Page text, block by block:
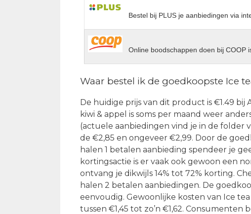
Bestel bij PLUS je aanbiedingen via
Online boodschappen doen bij COOP
Waar bestel ik de goedkoopste Ice
De huidige prijs van dit product is €1.49 bij
kiwi & appel is soms per maand weer
(actuele aanbiedingen vind je in de folder
de €2,85 en ongeveer €2,99. Door de
halen 1 betalen aanbieding spendeer je
kortingsactie is er vaak ook gewoon een
ontvang je dikwijls 14% tot 72% korting.
halen 2 betalen aanbiedingen. De
eenvoudig. Gewoonlijke kosten van Ice
tussen €1,45 tot zo’n €1,62.